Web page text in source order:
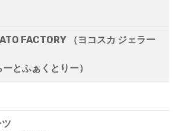
FACTORY （ヨコスカ ジェラー
ーとふぁくとりー）